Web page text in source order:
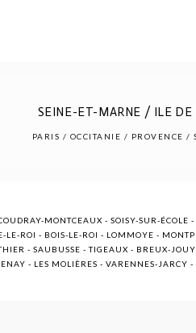
SEINE-ET-MARNE / ILE DE
PARIS / OCCITANIE / PROVENCE /
MONTCEAUX - SOISY-SUR-ÉCOLE
LE-ROI - BOIS-LE-ROI - LOMMOYE -
- SAUBUSSE - TIGEAUX - BREUX-
- LES MOLIÈRES - VARENNES-JARCY -